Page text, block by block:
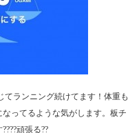
てランニング続けてます！体重も
ってるような気がします。板チ
頑張る??